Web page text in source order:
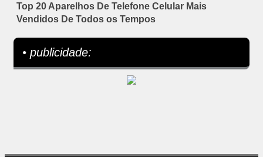
Top 20 Aparelhos De Telefone Celular Mais
Vendidos De Todos os Tempos
• publicidade: